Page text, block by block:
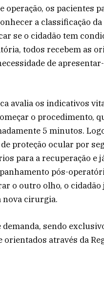
operação, os pacientes
a classificação da
se o cidadão tem
todos recebem as
de
avalia os indicativos
o procedimento,
5 minutos.
proteção ocular por
para a recuperação e
pós-
o outro olho, o cidadão
nova cirurgia.
sendo
através da